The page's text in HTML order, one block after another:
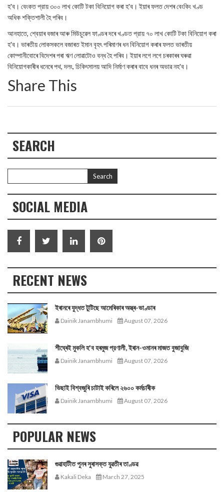
হ'ব। বেংকত প্রায় ৩০০ লাখ কোটি টকা বিনিয়োগ কৰা হ'ব। ইয়াৰ ফলত দেশৰ বেংকিং খণ্ড
অধিক শক্তিশালী হৈ পৰিব।
আনহাতে, শ্বেয়াৰ বজাৰ আৰু মিউচুৱেল ফাণ্ডৰ দৰে খণ্ডত প্রায় ৭০ লাখ কোটি টকা বিনিয়োগ কৰা
হ'ব। ভাৰতীয় লোকসকলে বজাৰত ইমান বৃহৎ পৰিমাণৰ ধন বিনিয়োগ কৰাৰ ফলত ভাৰতীয়
কোম্পানীবোৰে বিদেশৰ পৰা ঋণ লোৱাটোও বন্ধ হৈ পৰিব। ইয়াৰ লগে লগে চৰকাৰৰ ঘৰুৱা
বিনিয়োগকাৰীৰ ধনেৰে পথ, দলং, চিকিৎসালয় আদি নিৰ্মাণ কৰাৰ বাবে ধনৰ অভাৱ নহ'ব।
Share This
SEARCH
SOCIAL MEDIA
RECENT NEWS
ইৰানৰে যুদ্ধত টুটিছে আমেৰিকাৰ অস্ত্ৰ-ভাণ্ডাৰ
Dainik Janambhumi August 07, 2026
শীঘ্ৰেই মুকলি হ'ব হৰমুজ প্রণালী, ইৰান-ওমানৰ মাজত বুজাবুজি
Dainik Janambhumi August 07, 2026
ভিছাই বিশ্বজুৰি চাটাই কৰিলে ২৬০০ কৰ্মচাৰীক
Dainik Janambhumi August 07, 2026
POPULAR NEWS
গুৱাহাটীত পুনৰ সুৰাসক্ত যুৱতীৰ তাণ্ডৱ
Kakali Deka March 27, 2025